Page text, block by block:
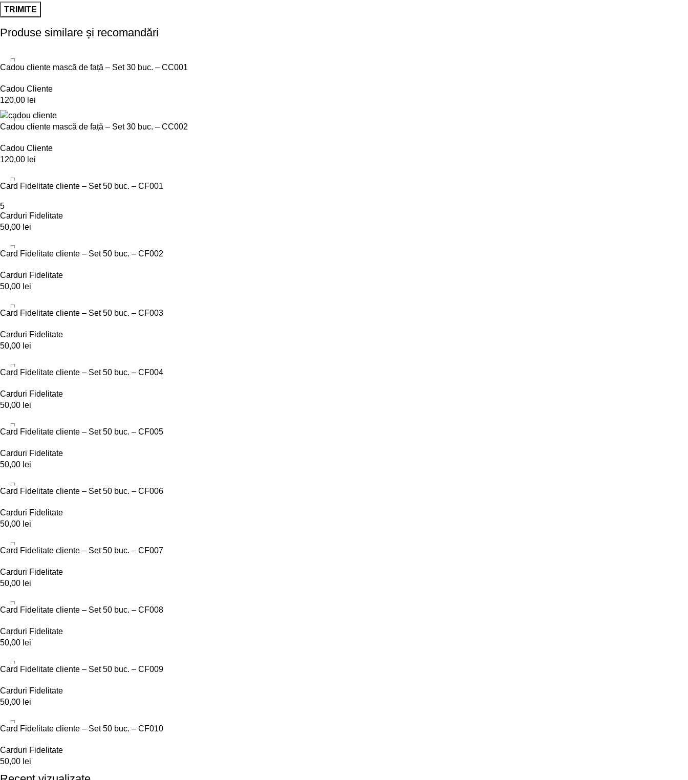
Produse similare și recomandări
Cadou cliente mască de față – Set 30 buc. – CC001
Cadou Cliente
120,00 lei
ADD TO CART
Cadou cliente mască de față – Set 30 buc. – CC002
Cadou Cliente
120,00 lei
Card Fidelitate cliente – Set 50 buc. – CF001
5
Carduri Fidelitate
50,00 lei
Card Fidelitate cliente – Set 50 buc. – CF002
Carduri Fidelitate
50,00 lei
Card Fidelitate cliente – Set 50 buc. – CF003
Carduri Fidelitate
50,00 lei
Card Fidelitate cliente – Set 50 buc. – CF004
Carduri Fidelitate
50,00 lei
Card Fidelitate cliente – Set 50 buc. – CF005
Carduri Fidelitate
50,00 lei
Card Fidelitate cliente – Set 50 buc. – CF006
Carduri Fidelitate
50,00 lei
Card Fidelitate cliente – Set 50 buc. – CF007
Carduri Fidelitate
50,00 lei
Card Fidelitate cliente – Set 50 buc. – CF008
Carduri Fidelitate
50,00 lei
Card Fidelitate cliente – Set 50 buc. – CF009
Carduri Fidelitate
50,00 lei
Card Fidelitate cliente – Set 50 buc. – CF010
Carduri Fidelitate
50,00 lei